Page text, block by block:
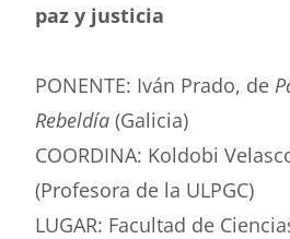
paz y justicia
PONENTE: Iván Prado, de
Rebeldía (Galicia)
COORDINA: Koldobi
(Profesora de la ULPGC)
LUGAR: Facultad de